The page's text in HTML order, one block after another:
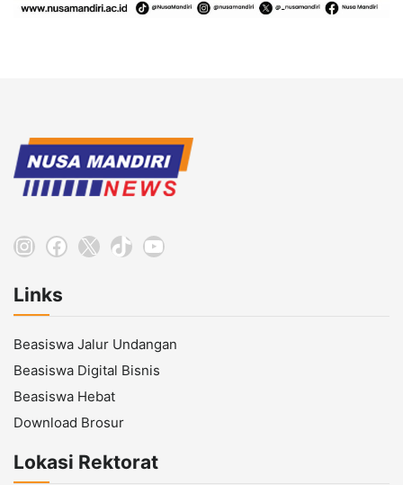
Instagram
Facebook
X TikTokYouTube
Links
Beasiswa Jalur Undangan
Beasiswa Digital Bisnis
Beasiswa Hebat
Download Brosur
Lokasi Rektorat